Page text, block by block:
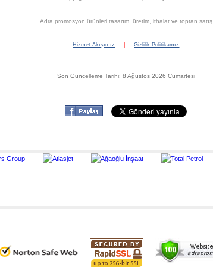
Adra promosyon ürünleri tasarım, üretim, ithalat ve toptan satış
Hizmet Akışımız Gizlilik Politikamız
Son Güncelleme Tarihi: 8 Ağustos 2026 Cumartesi